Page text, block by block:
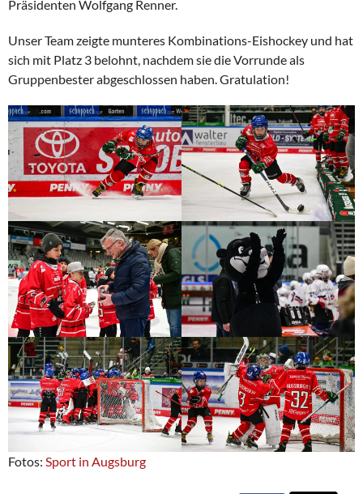
Präsidenten Wolfgang Renner.
Unser Team zeigte munteres Kombinations-Eishockey und hat
sich mit Platz 3 belohnt, nachdem sie die Vorrunde als
Gruppenbester abgeschlossen haben. Gratulation!
Fotos: Sport in Augsburg